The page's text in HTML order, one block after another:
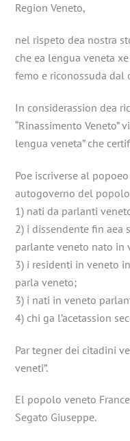
Region Veneto,
nel rispeto dea nostra
che ea lengua veneta
femo e riconossuda dal
In considerassion dea
“Rinassimento Veneto”
lengua veneta” che
Poe iscriverse al
autogoverno del
1) nati da parlanti
2) i dissendente fin aea
parlante veneto nato in
3) i residenti in veneto
parla veneto;
3) i nati in veneto
4) chi ga l’acetassion
Par tegner dei citadini
veneti”.
El popolo veneto
Segato Giuseppe.